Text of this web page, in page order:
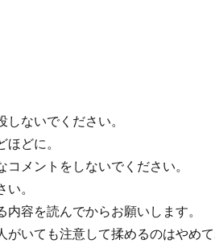
ないでください。
どに。
メントをしないでください。
。
容を読んでからお願いします。
がいても注意して揉めるのはやめて